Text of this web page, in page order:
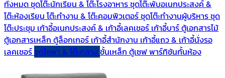
ทั้งหมดชุดโต๊ะนักเรียน & โต๊ะโรงอาหารชุดโต๊ะพับอเนกประสงค์ &
โต๊ะห้องเรียน โต๊ะทำงาน & โต๊ะคอมพิวเตอร์ชุดโต๊ะทำงานผู้บริหารชุด
โต๊ะประชุม เก้าอี้อเนกประสงค์ & เก้าอี้เลคเชอร์ เก้าอี้บาร์ตู้เอกสารไม้
ตู้เอกสารเหล็ก ตู้ล็อกเกอร์ เก้าอี้สำนักงาน เก้าอี้แถว & เก้าอี้นั่งรอ
เลคเชอร์ชุดโซฟา & โต๊ะกลางชั้นเหล็ก ตู้เซฟพาร์ทิชันกั้นห้อง